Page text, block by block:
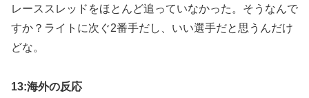
レーススレッドをほとんど追っていなかった。そうなんで
すか？ライトに次ぐ2番手だし、いい選手だと思うんだけ
どな。
13:海外の反応